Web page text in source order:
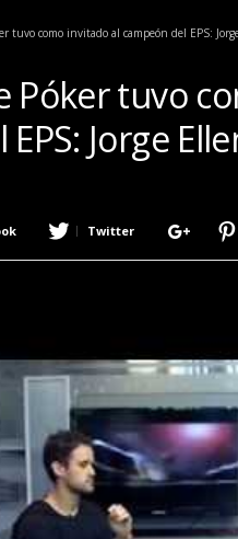
tuvo como invitado al campeón del EPS:
Póker tuvo
Jorge
Twitter